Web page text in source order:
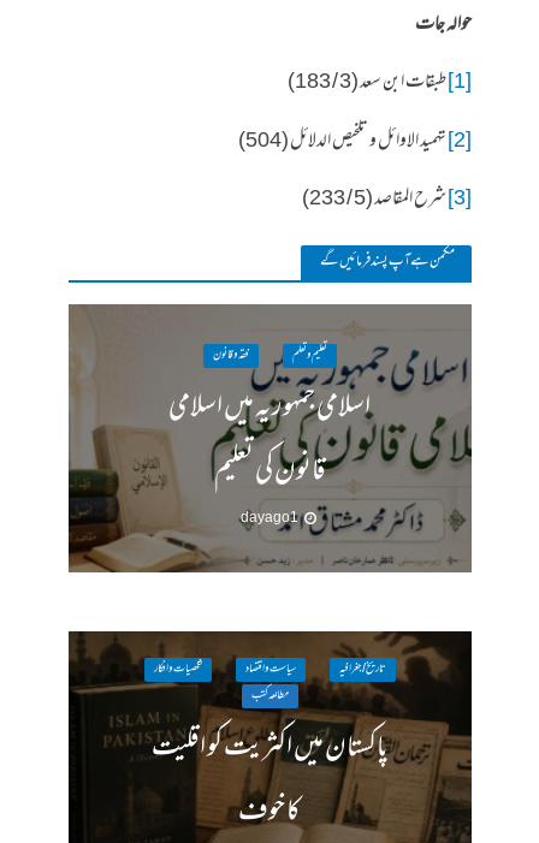
حوالہ جات
[1] طبقات ابن سعد (3 / 183)
[2] تہمید الاوائل و تلخیص الدلائل (504)
[3] شرح المقاصد (5 / 233)
مکمن ہےآپ پسند فرمائیں گے
تعلیم و تعلم فقہ وقانون
اسلامی جمہوریہ میں اسلامی
قانون کی تعلیم
1 day ago
تاریخ / جغرافیہ سیاست واقتصاد
شخصیات وافکار
مطالعہ کتب
پاکستان میں اکثریت کو اقلیت
کا خوف